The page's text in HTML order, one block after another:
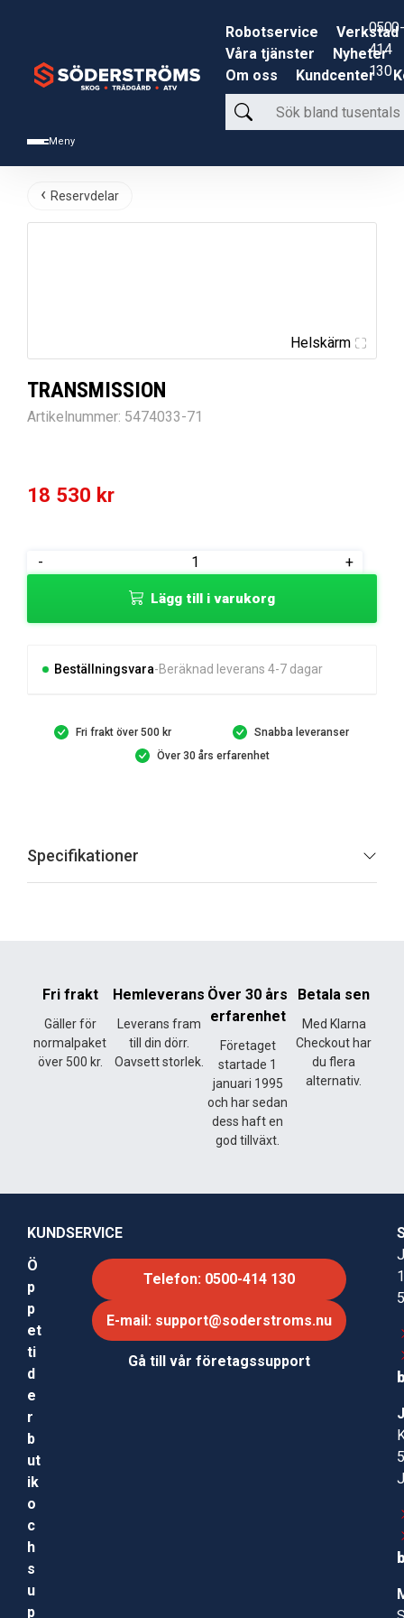
Meny
Robotservice
Verkstad
Våra tjänster
Nyheter
Om oss
Kundcenter
Sök
bland
produkter
0500-
414
130
Reservdelar
Helskärm
TRANSMISSION
Artikelnummer: 5474033-71
18 530 kr
-
TRANSMISSION
+
Lägg till i varukorg
Beställningsvara Beräknad leverans 4-7 dagar
Fri frakt över 500 kr
Snabba leveranser
Över 30 års erfarenhet
Specifikationer
Fri frakt
Gäller för
normalpaket
över 500 kr.
Hemleverans
Leverans fram
till din dörr.
Oavsett storlek.
Över 30 års
erfarenhet
Företaget
startade 1
januari 1995
och har sedan
dess haft en
god tillväxt.
Betala sen
Med Klarna
Checkout har
du flera
alternativ.
KUNDSERVICE
Ö
p
p
et
ti
d
e
r
b
ut
ik
o
c
h
s
u
p
Telefon: 0500-414 130
E-mail: support@soderstroms.nu
Gå till vår företagssupport